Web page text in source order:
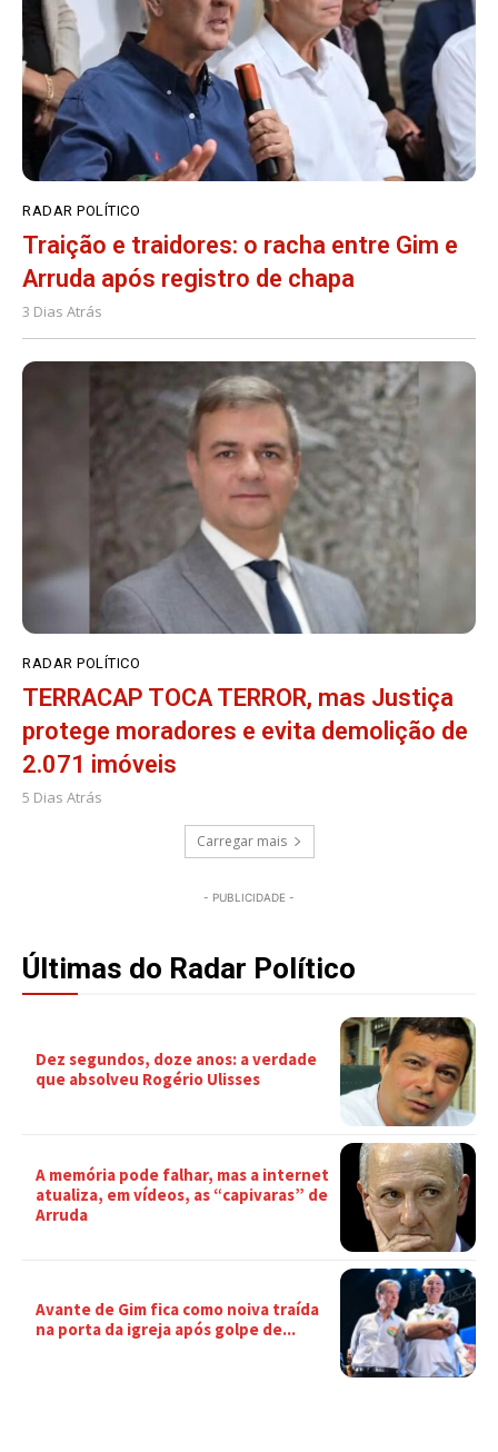
RADAR POLÍTICO
Traição e traidores: o racha entre Gim e
Arruda após registro de chapa
3 Dias Atrás
RADAR POLÍTICO
TERRACAP TOCA TERROR, mas Justiça
protege moradores e evita demolição de
2.071 imóveis
5 Dias Atrás
Carregar mais
- PUBLICIDADE -
Últimas do Radar Político
Dez segundos, doze anos: a verdade
que absolveu Rogério Ulisses
A memória pode falhar, mas a internet
atualiza, em vídeos, as “capivaras” de
Arruda
Avante de Gim fica como noiva traída
na porta da igreja após golpe de...